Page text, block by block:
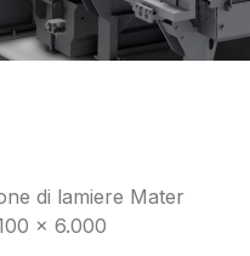
di lamiere Mater
x 6.000